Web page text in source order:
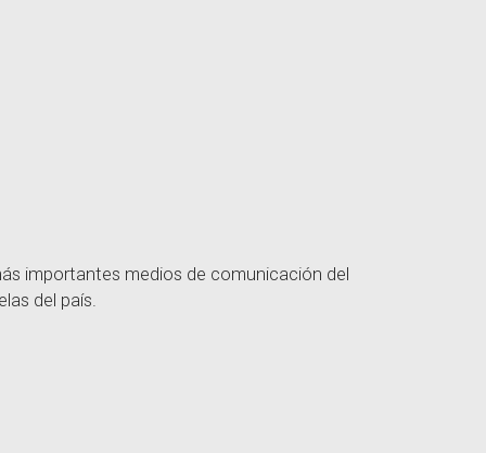
importantes medios de comunicación del
del país.